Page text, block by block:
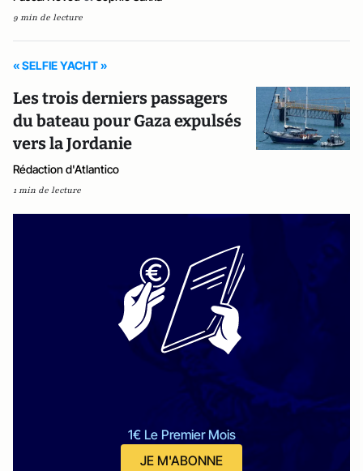
9 min de lecture
« SELFIE YACHT »
Les trois derniers passagers
du bateau pour Gaza expulsés
vers la Jordanie
Rédaction d'Atlantico
1 min de lecture
1€ Le Premier Mois
JE M'ABONNE